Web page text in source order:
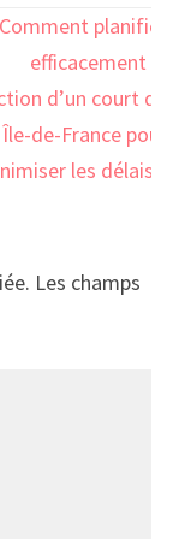
Comment planifier
efficacement la
d’un court de
de-France pour
les délais ?
Les champs